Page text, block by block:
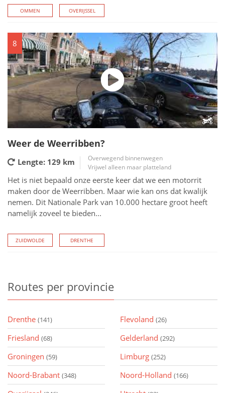
OMMEN OVERIJSSEL
8
Weer de Weerribben?
Lengte: 129 km
Overwegend binnenwegen
Vrijwel alleen maar platteland
Het is niet bepaald onze eerste keer dat we een motorrit
maken door de Weerribben. Maar wie kan ons dat kwalijk
nemen. Dit Nationale Park van 10.000 hectare groot heeft
namelijk zoveel te bieden...
ZUIDWOLDE DRENTHE
Routes per provincie
Drenthe (141) Flevoland (26)
Friesland (68) Gelderland (292)
Groningen (59) Limburg (252)
Noord-Brabant (348) Noord-Holland (166)